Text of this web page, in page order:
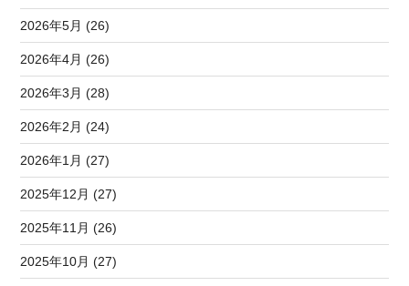
2026年5月 (26)
2026年4月 (26)
2026年3月 (28)
2026年2月 (24)
2026年1月 (27)
2025年12月 (27)
2025年11月 (26)
2025年10月 (27)